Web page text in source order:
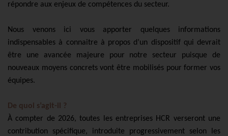
répondre aux enjeux de compétences du secteur.
Nous venons ici vous apporter quelques informations
indispensables à connaitre à propos d’un dispositif qui devrait
être une avancée majeure pour notre secteur puisque de
nouveaux moyens concrets vont être mobilisés pour former vos
équipes.
De quoi s’agit-il ?
À compter de 2026, toutes les entreprises HCR verseront une
contribution spécifique, introduite progressivement selon les